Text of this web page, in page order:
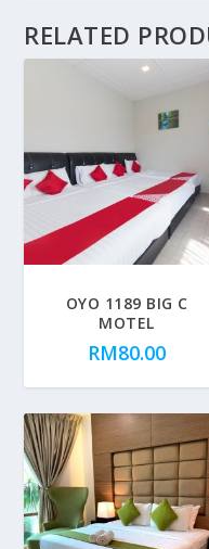
RELATED
OYO 1189 BIG C
MOTEL
RM80.00